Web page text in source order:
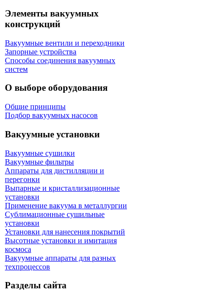
Элементы вакуумных
конструкций
Вакуумные вентили и переходники
Запорные устройства
Способы соединения вакуумных
систем
О выборе оборудования
Общие принципы
Подбор вакуумных насосов
Вакуумные установки
Вакуумные сушилки
Вакуумные фильтры
Аппараты для дистилляции и
перегонки
Выпарные и кристаллизационные
установки
Применение вакуума в металлургии
Сублимационные сушильные
установки
Установки для нанесения покрытий
Высотные установки и имитация
космоса
Вакуумные аппараты для разных
техпроцессов
Разделы сайта